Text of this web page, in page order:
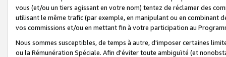
vous (et/ou un tiers agissant en votre nom) tentez de réclamer des
utilisant le même trafic (par exemple, en manipulant ou en combinant
vos commissions et/ou en mettant fin à votre participation au
Nous sommes susceptibles, de temps à autre, d'imposer certaines
ou la Rémunération Spéciale. Afin d'éviter toute ambiguïté (et